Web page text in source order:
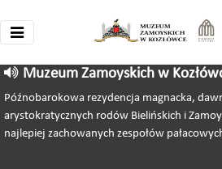
Muzeum Zamoyskich w
Późnobarokowa rezydencja magnacka,
arystokratycznych rodów Bielińskich i
najlepiej zachowanych zespołów